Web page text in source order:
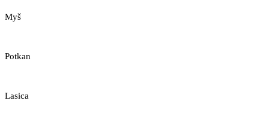
Myš
Potkan
Lasica